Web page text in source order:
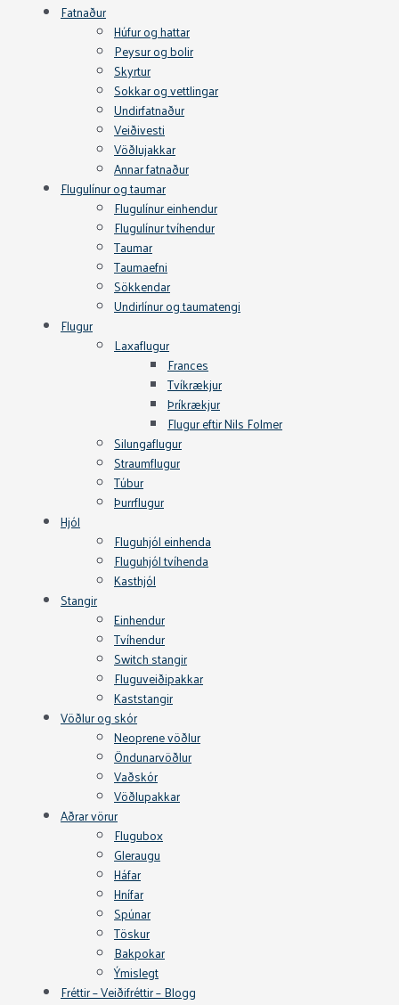
Fatnaður
Húfur og hattar
Peysur og bolir
Skyrtur
Sokkar og vettlingar
Undirfatnaður
Veiðivesti
Vöðlujakkar
Annar fatnaður
Flugulínur og taumar
Flugulínur einhendur
Flugulínur tvíhendur
Taumar
Taumaefni
Sökkendar
Undirlínur og taumatengi
Flugur
Laxaflugur
Frances
Tvíkrækjur
Þríkrækjur
Flugur eftir Nils Folmer
Silungaflugur
Straumflugur
Túbur
Þurrflugur
Hjól
Fluguhjól einhenda
Fluguhjól tvíhenda
Kasthjól
Stangir
Einhendur
Tvíhendur
Switch stangir
Fluguveiðipakkar
Kaststangir
Vöðlur og skór
Neoprene vöðlur
Öndunarvöðlur
Vaðskór
Vöðlupakkar
Aðrar vörur
Flugubox
Gleraugu
Háfar
Hnífar
Spúnar
Töskur
Bakpokar
Ýmislegt
Fréttir – Veiðifréttir – Blogg